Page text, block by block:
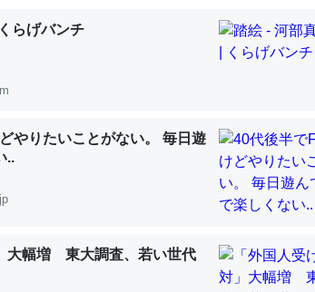
学の大問題＝「昆虫はなぜ海にいないのか」に関する新仮説
ムも酸素も不足してて両方に不利だから両方が拮抗し
らげバンチ
やりたいことがない。 毎日遊
..
大幅増 東大調査、若い世代